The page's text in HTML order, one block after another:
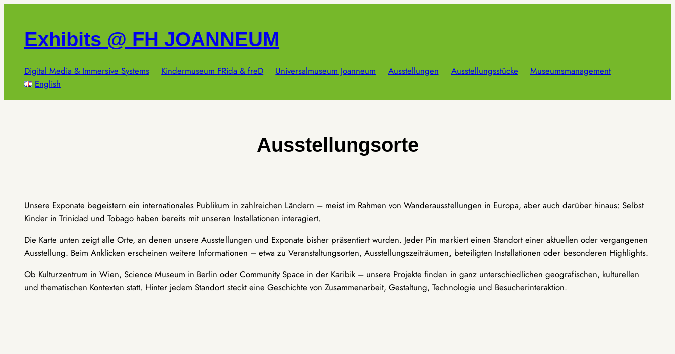
springenExhibits @ FH JOANNEUM
Digital Media & Immersive Systems Kindermuseum FRida & freD Universalmuseum Joanneum Ausstellungen Ausstellungsstücke
Museumsmanagement
English
Ausstellungsorte
Unsere Exponate begeistern ein internationales Publikum in zahlreichen Ländern – meist im Rahmen von Wanderausstellungen in Europa, aber auch darüber hinaus: Selbst
Kinder in Trinidad und Tobago haben bereits mit unseren Installationen interagiert.
Die Karte unten zeigt alle Orte, an denen unsere Ausstellungen und Exponate bisher präsentiert wurden. Jeder Pin markiert einen Standort einer aktuellen oder vergangenen
Ausstellung. Beim Anklicken erscheinen weitere Informationen – etwa zu Veranstaltungsorten, Ausstellungszeiträumen, beteiligten Installationen oder besonderen Highlights.
Ob Kulturzentrum in Wien, Science Museum in Berlin oder Community Space in der Karibik – unsere Projekte finden in ganz unterschiedlichen geografischen, kulturellen
und thematischen Kontexten statt. Hinter jedem Standort steckt eine Geschichte von Zusammenarbeit, Gestaltung, Technologie und Besucherinteraktion.